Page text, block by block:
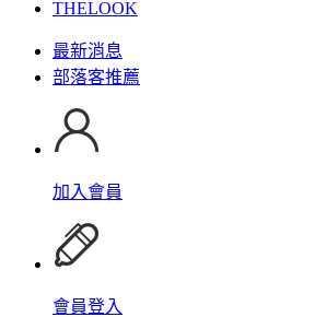
THELOOK
最新消息
部落客推薦
加入會員
會員登入